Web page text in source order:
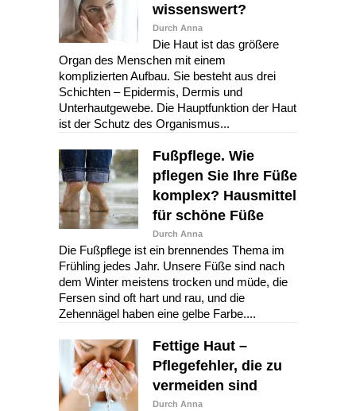
wissenswert?
Durch Anna
Die Haut ist das größere
Organ des Menschen mit einem
komplizierten Aufbau. Sie besteht aus drei
Schichten – Epidermis, Dermis und
Unterhautgewebe. Die Hauptfunktion der Haut
ist der Schutz des Organismus...
Fußpflege. Wie
pflegen Sie Ihre Füße
komplex? Hausmittel
für schöne Füße
Durch Anna
Die Fußpflege ist ein brennendes Thema im
Frühling jedes Jahr. Unsere Füße sind nach
dem Winter meistens trocken und müde, die
Fersen sind oft hart und rau, und die
Zehennägel haben eine gelbe Farbe....
Fettige Haut –
Pflegefehler, die zu
vermeiden sind
Durch Anna